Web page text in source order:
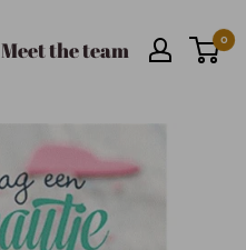
Meet the team 0